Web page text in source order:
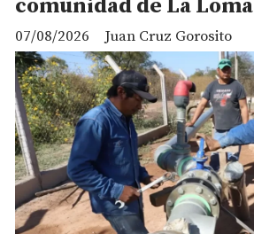
comunidad de La Loma
Juan Cruz Gorosito
07/08/2026